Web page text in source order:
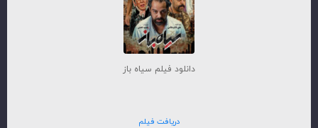
دانلود فیلم سیاه باز
دریافت فیلم